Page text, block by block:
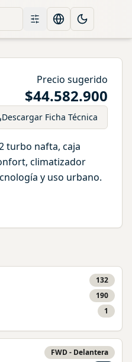
FiltrosChange language
Toggle
Precio sugerido
$44.582.900
Descargar Ficha Técnica
turbo nafta, caja
climatizador
y uso urbano.
132
190
1
FWD - Delantera